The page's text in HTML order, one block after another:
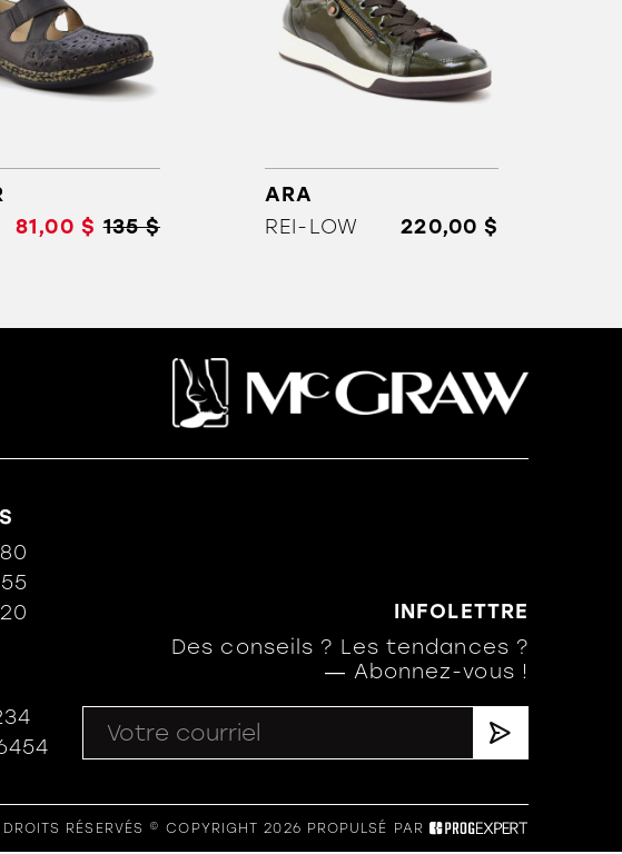
81,00 $ 135 $
ARA
REI-LOW
220,00 $
INFOLETTRE
Des conseils ? Les tendances ?
― Abonnez-vous !
RÉSERVÉS © COPYRIGHT 2026 PROPULSÉ PAR